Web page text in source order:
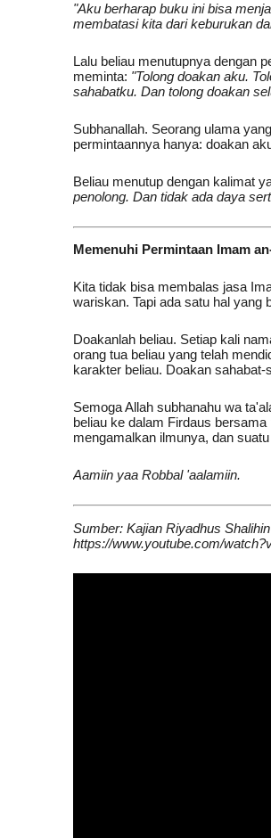
"Aku berharap buku ini bisa
membatasi kita dari keburukan
Lalu beliau menutupnya dengan
meminta: "Tolong doakan aku.
sahabatku. Dan tolong doakan
Subhanallah. Seorang ulama
permintaannya hanya: doakan
Beliau menutup dengan kalimat
penolong. Dan tidak ada daya
Memenuhi Permintaan Imam
Kita tidak bisa membalas jasa
wariskan. Tapi ada satu hal
Doakanlah beliau. Setiap kali
orang tua beliau yang telah
karakter beliau. Doakan
Semoga Allah subhanahu wa
beliau ke dalam Firdaus
mengamalkan ilmunya, dan
Aamiin yaa Robbal 'aalamiin.
Sumber: Kajian Riyadhus
https://www.youtube.com/